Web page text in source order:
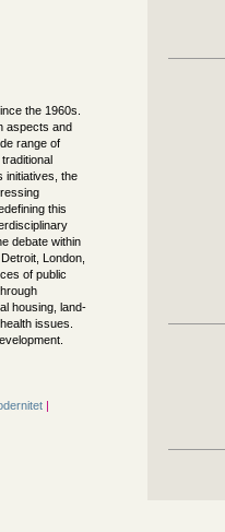
the 1960s.
aspects and
range of
initiatives, the
this
debate within
London,
of public
housing, land-
issues.
|